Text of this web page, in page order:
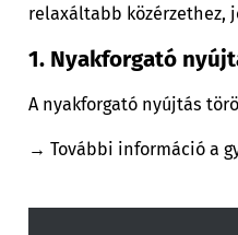
relaxáltabb közérzethez,
1. Nyakforgató
A nyakforgató nyújtás
→ További információ a